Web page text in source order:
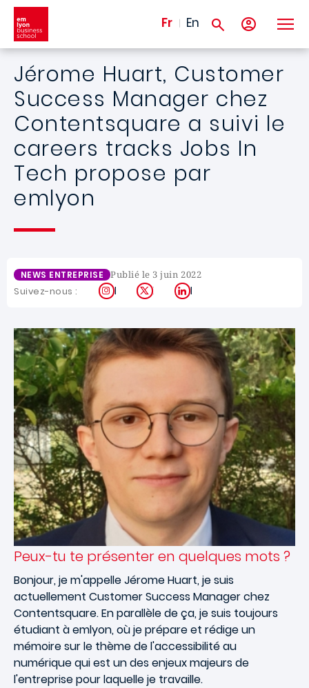
Aller au contenu principal
Fr En
Jérome Huart, Customer
Success Manager chez
Contentsquare a suivi le
careers tracks Jobs In
Tech propose par
emlyon
NEWS ENTREPRISE Publié le 3 juin 2022
Suivez-nous : Instagram
X LinkedIn
Peux-tu te présenter en quelques mots ?
Bonjour, je m'appelle Jérome Huart, je suis
actuellement Customer Success Manager chez
Contentsquare. En parallèle de ça, je suis toujours
étudiant à emlyon, où je prépare et rédige un
mémoire sur le thème de l'accessibilité au
numérique qui est un des enjeux majeurs de
l'entreprise pour laquelle je travaille.